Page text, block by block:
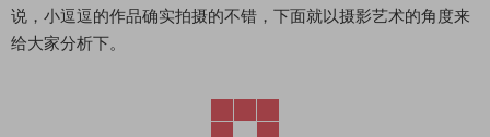
说，小逗逗的作品确实拍摄的不错，下面就以摄影艺术的角度来
给大家分析下。